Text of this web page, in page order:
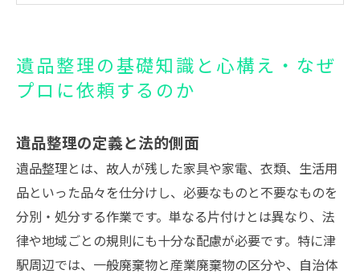
の特徴
津駅エリアの遺品整理について
津駅エリアについて
会社概要
関連エリア
対応地域
遺品整理の基礎知識と心構え・なぜ
プロに依頼するのか
遺品整理の定義と法的側面
遺品整理とは、故人が残した家具や家電、衣類、生活用
品といった品々を仕分けし、必要なものと不要なものを
分別・処分する作業です。単なる片付けとは異なり、法
律や地域ごとの規則にも十分な配慮が必要です。特に津
駅周辺では、一般廃棄物と産業廃棄物の区分や、自治体